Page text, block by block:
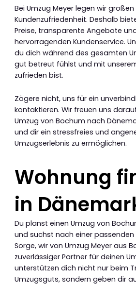
Bei Umzug Meyer legen wir
Kundenzufriedenheit. Deshalb
Preise, transparente Angebote
hervorragenden Kundenservice.
du dich während des gesamten
gut betreut fühlst und mit
zufrieden bist.
Zögere nicht, uns für ein
kontaktieren. Wir freuen uns
Umzug von Bochum nach
und dir ein stressfreies und
Umzugserlebnis zu ermöglichen.
Wohnung
in
Du planst einen Umzug von
und suchst nach einer passenden
Sorge, wir von Umzug Meyer aus
zuverlässiger Partner für deinen
unterstützen dich nicht nur beim
Umzugsguts, sondern geben dir